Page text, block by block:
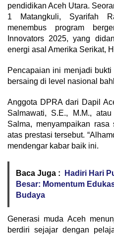
pendidikan Aceh Utara.
1 Matangkuli, Syarifah
menembus program
Innovators 2025, yang
energi asal Amerika Serikat,
Pencapaian ini menjadi
bersaing di level nasional
Anggota DPRA dari Dapil
Salmawati, S.E., M.M.,
Salma, menyampaikan
atas prestasi tersebut.
mendengar kabar baik ini.
Baca Juga :
Hadiri Hari
Besar: Momentum
Budaya
Generasi muda Aceh
berdiri sejajar dengan